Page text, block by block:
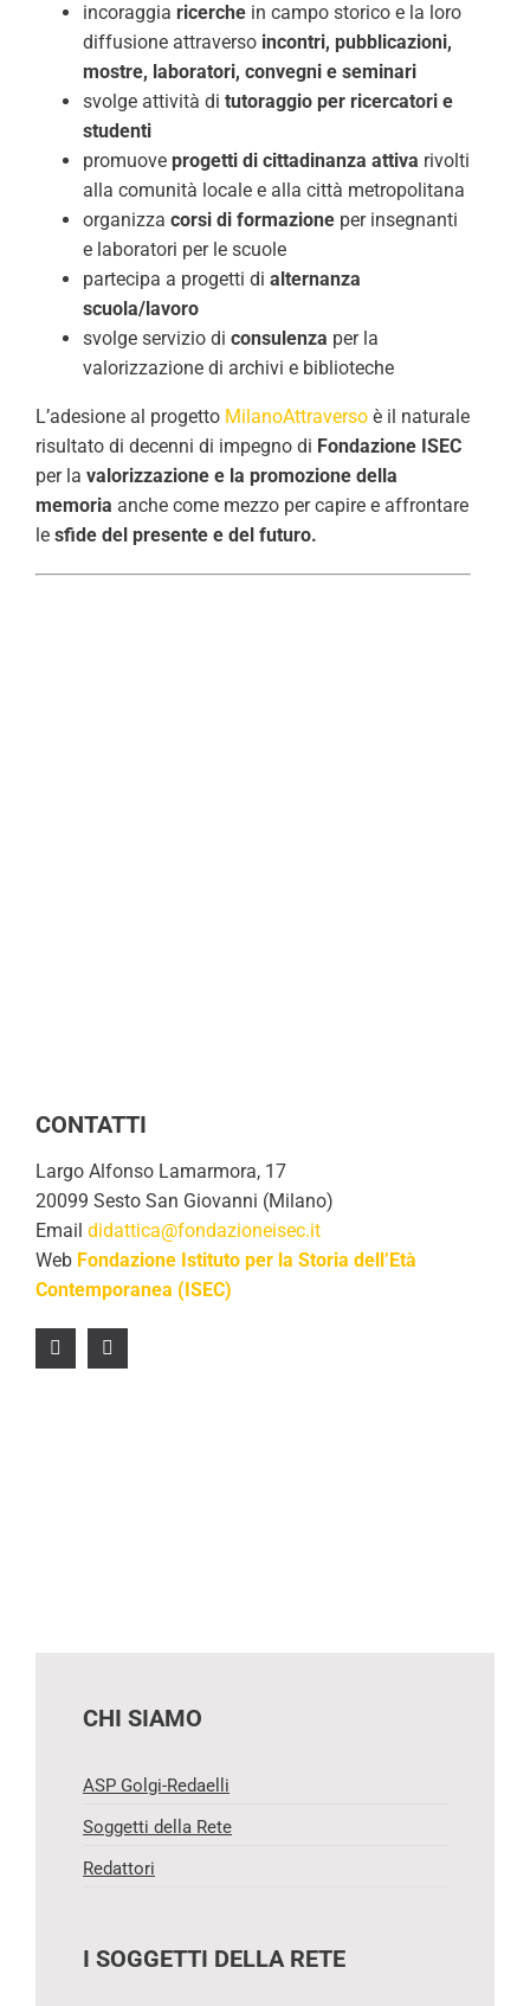
incoraggia ricerche in campo storico e la loro
diffusione attraverso incontri, pubblicazioni,
mostre, laboratori, convegni e seminari
svolge attività di tutoraggio per ricercatori e
studenti
promuove progetti di cittadinanza attiva rivolti
alla comunità locale e alla città metropolitana
organizza corsi di formazione per insegnanti
e laboratori per le scuole
partecipa a progetti di alternanza
scuola/lavoro
svolge servizio di consulenza per la
valorizzazione di archivi e biblioteche
L’adesione al progetto MilanoAttraverso è il naturale
risultato di decenni di impegno di Fondazione ISEC
per la valorizzazione e la promozione della
memoria anche come mezzo per capire e affrontare
le sfide del presente e del futuro.
CONTATTI
Largo Alfonso Lamarmora, 17
20099 Sesto San Giovanni (Milano)
Email didattica@fondazioneisec.it
Web Fondazione Istituto per la Storia dell’Età
Contemporanea (ISEC)
CHI SIAMO
ASP Golgi-Redaelli
Soggetti della Rete
Redattori
I SOGGETTI DELLA RETE